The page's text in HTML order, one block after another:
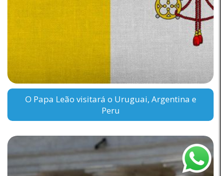
O Papa Leão visitará o Uruguai, Argentina e
Peru